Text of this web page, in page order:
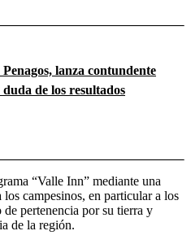
lanza contundente
de los resultados
“Valle Inn” mediante una
campesinos, en particular a los
pertenencia por su tierra y
de la región.